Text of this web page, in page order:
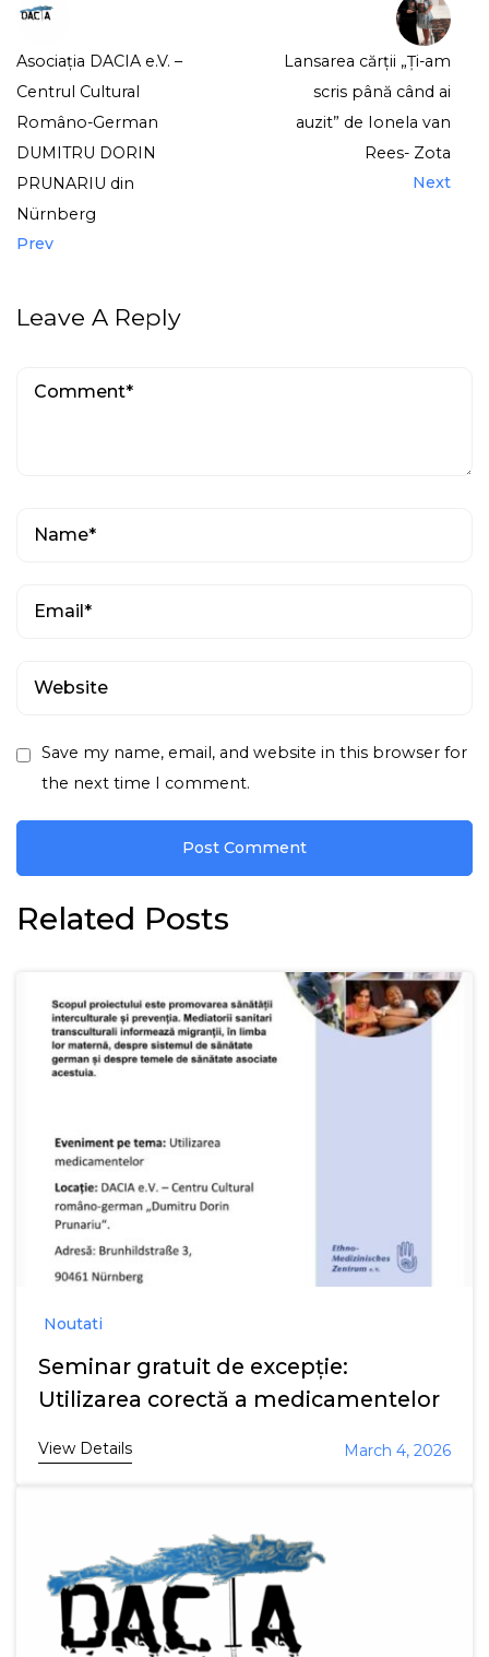
Asociația DACIA e.V. –
Centrul Cultural
Româno-German
DUMITRU DORIN
PRUNARIU din
Nürnberg
Prev
Lansarea cărții „Ți-am
scris până când ai
auzit” de Ionela van
Rees- Zota
Next
Leave A Reply
Save my name, email, and website in this browser for
the next time I comment.
Related Posts
Noutati
Seminar gratuit de excepție:
Utilizarea corectă a medicamentelor
View Details March 4, 2026